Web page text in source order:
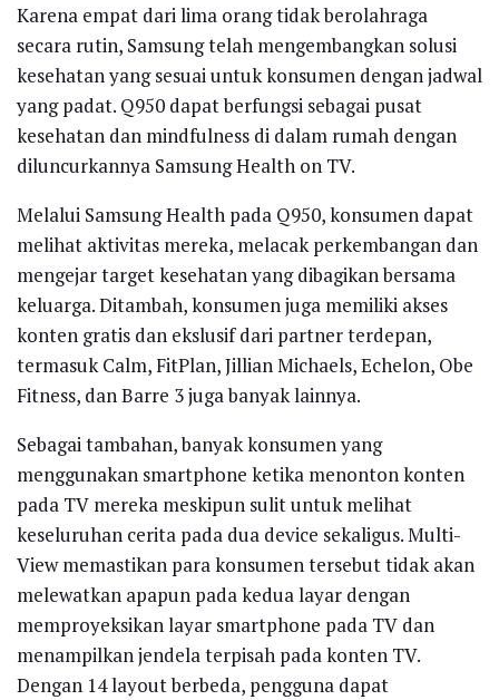
Karena empat dari lima orang tidak berolahraga
secara rutin, Samsung telah mengembangkan solusi
kesehatan yang sesuai untuk konsumen dengan jadwal
yang padat. Q950 dapat berfungsi sebagai pusat
kesehatan dan mindfulness di dalam rumah dengan
diluncurkannya Samsung Health on TV.
Melalui Samsung Health pada Q950, konsumen dapat
melihat aktivitas mereka, melacak perkembangan dan
mengejar target kesehatan yang dibagikan bersama
keluarga. Ditambah, konsumen juga memiliki akses
konten gratis dan ekslusif dari partner terdepan,
termasuk Calm, FitPlan, Jillian Michaels, Echelon, Obe
Fitness, dan Barre 3 juga banyak lainnya.
Sebagai tambahan, banyak konsumen yang
menggunakan smartphone ketika menonton konten
pada TV mereka meskipun sulit untuk melihat
keseluruhan cerita pada dua device sekaligus. Multi-
View memastikan para konsumen tersebut tidak akan
melewatkan apapun pada kedua layar dengan
memproyeksikan layar smartphone pada TV dan
menampilkan jendela terpisah pada konten TV.
Dengan 14 layout berbeda, pengguna dapat